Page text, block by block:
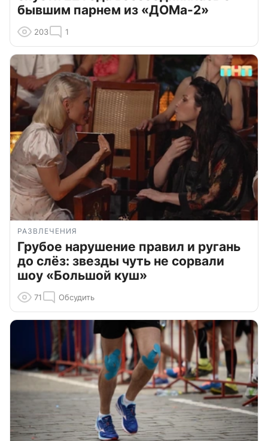
бывшим парнем из «ДОМа-2»
203 1
РАЗВЛЕЧЕНИЯ
Грубое нарушение правил и ругань
до слёз: звезды чуть не сорвали
шоу «Большой куш»
71 Обсудить